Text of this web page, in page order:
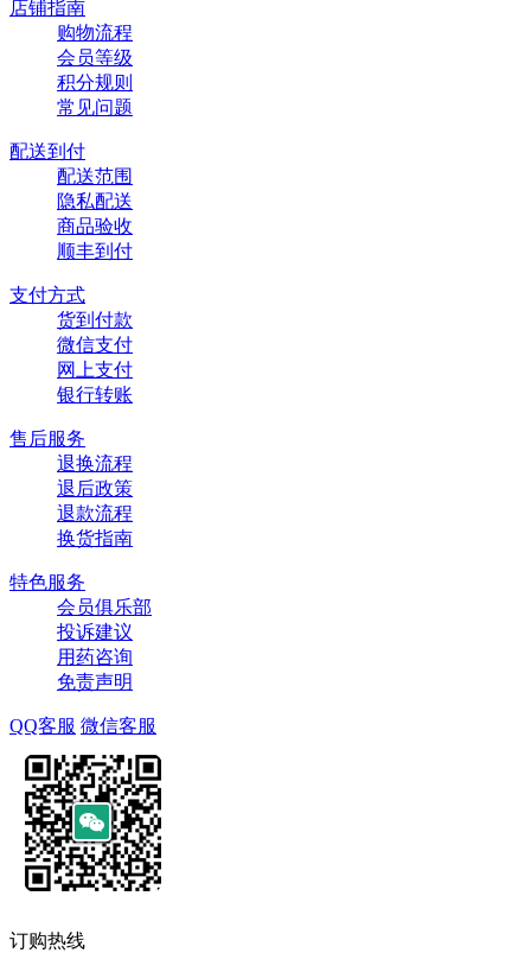
店铺指南
购物流程
会员等级
积分规则
常见问题
配送到付
配送范围
隐私配送
商品验收
顺丰到付
支付方式
货到付款
微信支付
网上支付
银行转账
售后服务
退换流程
退后政策
退款流程
换货指南
特色服务
会员俱乐部
投诉建议
用药咨询
免责声明
QQ客服 微信客服
订购热线